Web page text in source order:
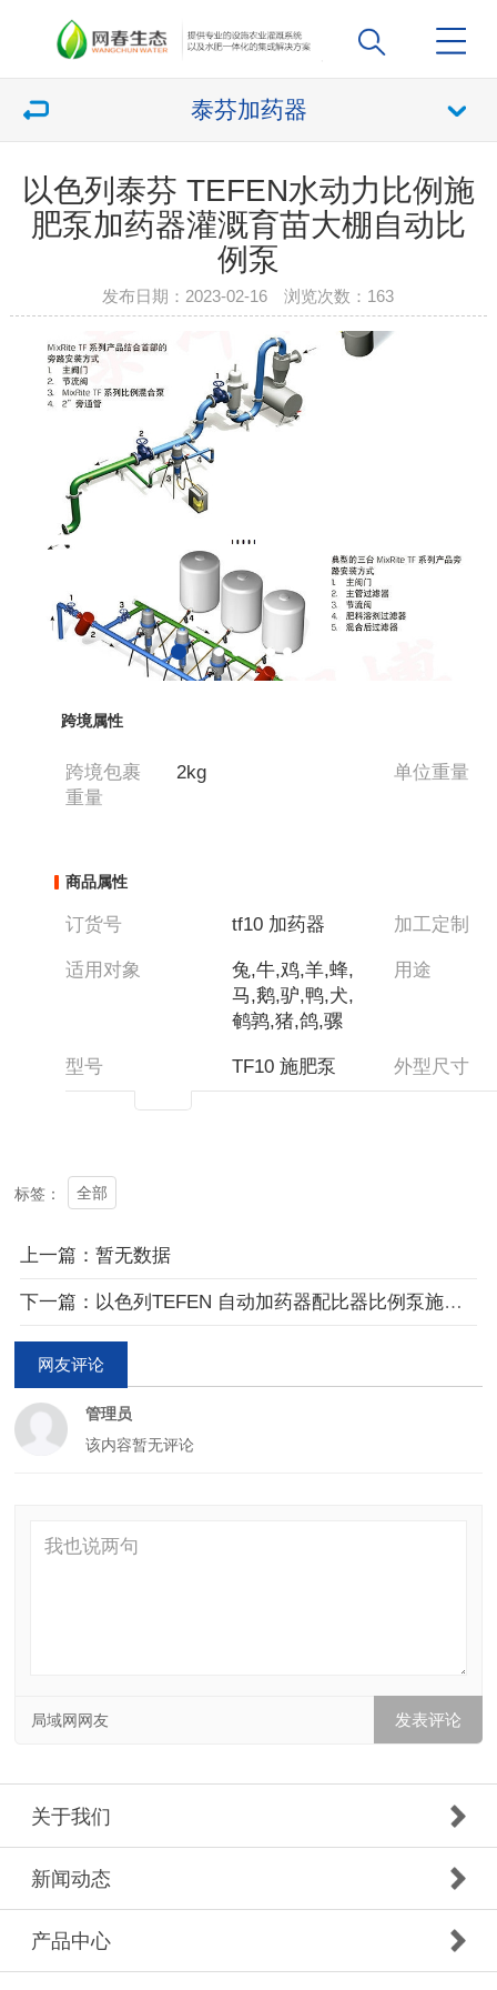
泰芬加药器
以色列泰芬 TEFEN水动力比例施
肥泵加药器灌溉育苗大棚自动比
例泵
发布日期：2023-02-16 浏览次数： 163
跨境属性
跨境包裹
重量
2kg 单位重量
商品属性
订货号 tf10 加药器 加工定制
适用对象
兔,牛,鸡,羊,蜂,
马,鹅,驴,鸭,犬,
鹌鹑,猪,鸽,骡
用途
型号 TF10 施肥泵 外型尺寸
控温范围
标签： 全部
上一篇：暂无数据
下一篇：以色列TEFEN 自动加药器配比器比例泵施肥畜牧养殖加药器诚招代理
网友评论
管理员
该内容暂无评论
局域网网友
关于我们
新闻动态
产品中心